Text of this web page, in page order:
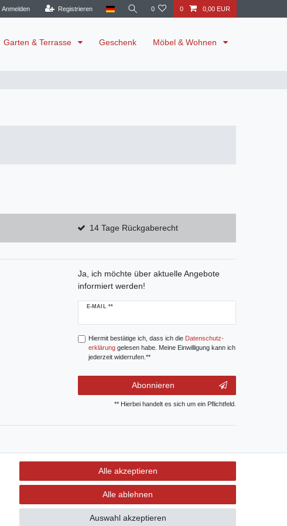
Anmelden Registrieren 0 0 0,00 EUR
Garten & Terrasse Geschenk Möbel & Wohnen
14 Tage Rückgaberecht
Ja, ich möchte über aktuelle Angebote
informiert werden!
E-MAIL **
Hiermit bestätige ich, dass ich die Daten­schutz­
erklärunggelesen habe. Meine Einwilligung kann ich
jederzeit widerrufen.**
Abonnieren
** Hierbei handelt es sich um ein Pflichtfeld.
Alle akzeptieren
Alle ablehnen
Auswahl akzeptieren